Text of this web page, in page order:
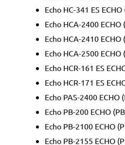
Echo HC-341 ES ECHO
Echo HCA-2400 ECHO
Echo HCA-2410 ECHO
Echo HCA-2500 ECHO
Echo HCR-161 ES
Echo HCR-171 ES
Echo PAS-2400 ECHO
Echo PB-200 ECHO
Echo PB-2100 ECHO
Echo PB-2155 ECHO